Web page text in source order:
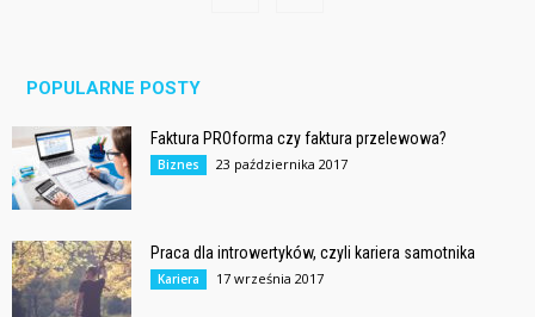
POPULARNE POSTY
Faktura PROforma czy faktura przelewowa?
Biznes 23 października 2017
Praca dla introwertyków, czyli kariera samotnika
Kariera 17 września 2017